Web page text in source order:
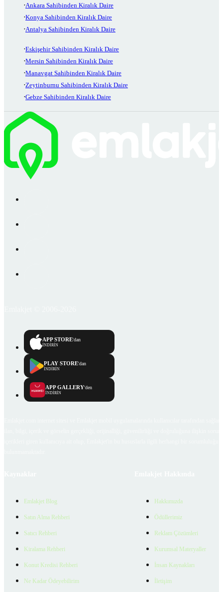
Ankara Sahibinden Kiralık Daire
Konya Sahibinden Kiralık Daire
Antalya Sahibinden Kiralık Daire
Eskişehir Sahibinden Kiralık Daire
Mersin Sahibinden Kiralık Daire
Manavgat Sahibinden Kiralık Daire
Zeytinburnu Sahibinden Kiralık Daire
Gebze Sahibinden Kiralık Daire
APP STORE'dan
İNDİRİN
PLAY STORE'dan
İNDİRİN
APP GALLERY'den
İNDİRİN
Emlakjet Blog
Satın Alma Rehberi
Satıcı Rehberi
Kiralama Rehberi
Konut Kredisi Rehberi
Ne Kadar Ödeyebilirim
Hakkımızda
Ödüllerimiz
Reklam Çözümleri
Kurumsal Materyaller
İnsan Kaynakları
İletişim